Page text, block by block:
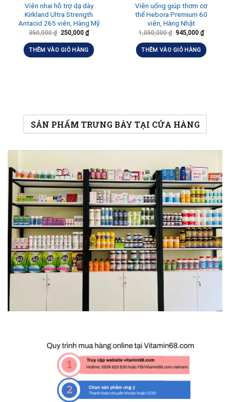
Viên nhai hỗ trợ dạ dày
Kirkland Ultra Strength
Antacid 265 viên, Hàng Mỹ
350,000₫ 250,000 ₫
THÊM VÀO GIỎ HÀNG
Viên uống giúp thơm cơ
thể Hebora Premium 60
viên, Hàng Nhật
1,050,000₫ 945,000 ₫
THÊM VÀO GIỎ HÀNG
SẢN PHẨM TRƯNG BÀY TẠI CỬA HÀNG